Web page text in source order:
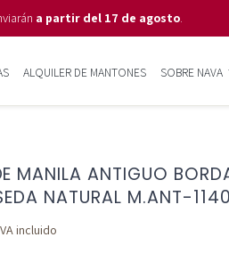
a partir del 17 de agosto.
ALQUILER DE MANTONES SOBRE NAVA
MANILA ANTIGUO
NATURAL M.ANT-1140
incluido